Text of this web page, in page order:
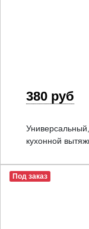
380 руб
кухонной
Под заказ